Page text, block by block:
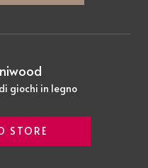
giochi in legno
STORE